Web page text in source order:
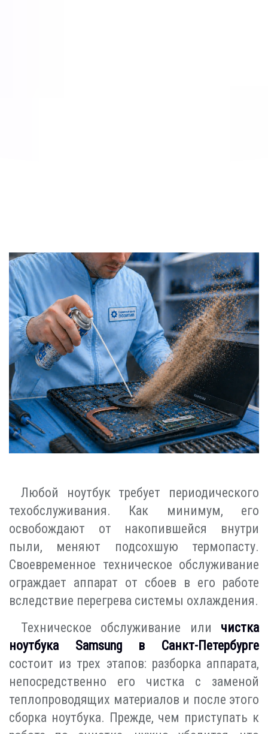
Любой ноутбук требует периодического
техобслуживания. Как минимум, его
освобождают от накопившейся внутри
пыли, меняют подсохшую термопасту.
Своевременное техническое обслуживание
ограждает аппарат от сбоев в его работе
вследствие перегрева системы охлаждения.
Техническое обслуживание или чистка
ноутбука Samsung в Санкт-Петербурге
состоит из трех этапов: разборка аппарата,
непосредственно его чистка с заменой
теплопроводящих материалов и после этого
сборка ноутбука. Прежде, чем приступать к